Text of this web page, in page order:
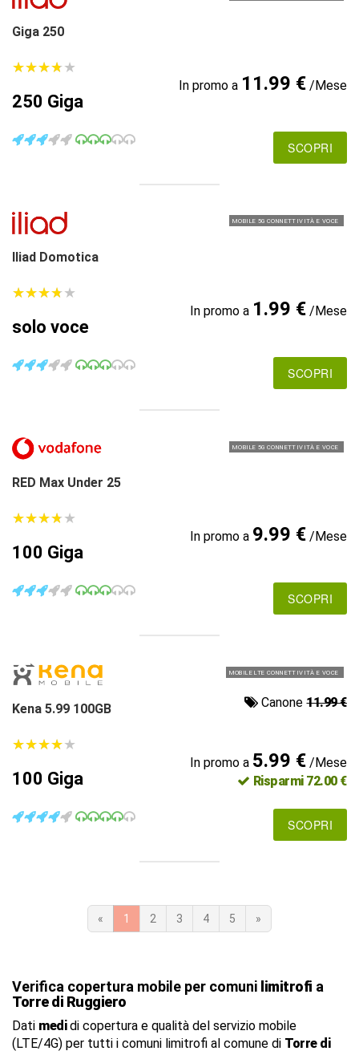
Giga 250
★★★★★
★★★★★
250 Giga
In promo a 11.99 €/Mese
SCOPRI
MOBILE 5G CONNETTIVITÀ E VOCE
Iliad Domotica
★★★★★
★★★★★
solo voce
In promo a 1.99 €/Mese
SCOPRI
MOBILE 5G CONNETTIVITÀ E VOCE
RED Max Under 25
★★★★★
★★★★★
100 Giga
In promo a 9.99 €/Mese
SCOPRI
MOBILE LTE CONNETTIVITÀ E VOCE
Kena 5.99 100GB Canone11.99 €
★★★★★
★★★★★
100 Giga
In promo a 5.99 €/Mese
Risparmi 72.00 €
SCOPRI
« 1 2 3 4 5 »
Verifica copertura mobile per comuni limitrofi a
Torre di Ruggiero
Dati medidi copertura e qualità del servizio mobile
(LTE/4G) per tutti i comuni limitrofi al comune di Torre di